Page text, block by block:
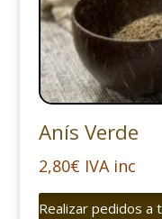
Anís Verde
2,80€ IVA inc
Realizar pedidos a